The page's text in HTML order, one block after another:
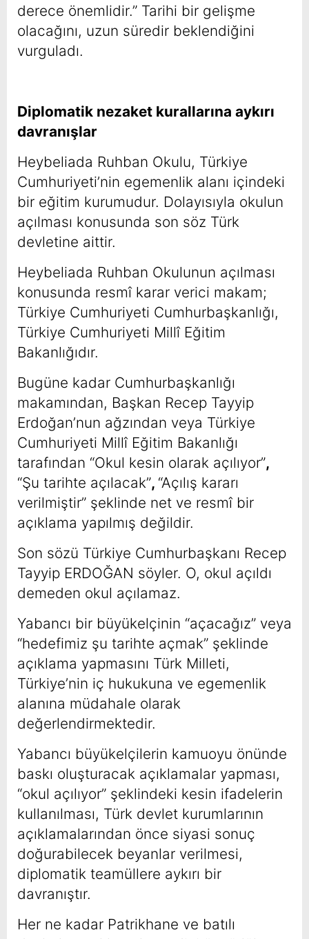
derece önemlidir.” Tarihi bir gelişme
olacağını, uzun süredir beklendiğini
vurguladı.
Diplomatik nezaket kurallarına aykırı
davranışlar
Heybeliada Ruhban Okulu, Türkiye
Cumhuriyeti’nin egemenlik alanı içindeki
bir eğitim kurumudur. Dolayısıyla okulun
açılması konusunda son söz Türk
devletine aittir.
Heybeliada Ruhban Okulunun açılması
konusunda resmî karar verici makam;
Türkiye Cumhuriyeti Cumhurbaşkanlığı,
Türkiye Cumhuriyeti Millî Eğitim
Bakanlığıdır.
Bugüne kadar Cumhurbaşkanlığı
makamından, Başkan Recep Tayyip
Erdoğan’nun ağzından veya Türkiye
Cumhuriyeti Millî Eğitim Bakanlığı
tarafından “Okul kesin olarak açılıyor”,
“Şu tarihte açılacak”, “Açılış kararı
verilmiştir” şeklinde net ve resmî bir
açıklama yapılmış değildir.
Son sözü Türkiye Cumhurbaşkanı Recep
Tayyip ERDOĞAN söyler. O, okul açıldı
demeden okul açılamaz.
Yabancı bir büyükelçinin “açacağız” veya
“hedefimiz şu tarihte açmak” şeklinde
açıklama yapmasını Türk Milleti,
Türkiye’nin iç hukukuna ve egemenlik
alanına müdahale olarak
değerlendirmektedir.
Yabancı büyükelçilerin kamuoyu önünde
baskı oluşturacak açıklamalar yapması,
“okul açılıyor” şeklindeki kesin ifadelerin
kullanılması, Türk devlet kurumlarının
açıklamalarından önce siyasi sonuç
doğurabilecek beyanlar verilmesi,
diplomatik teamüllere aykırı bir
davranıştır.
Her ne kadar Patrikhane ve batılı